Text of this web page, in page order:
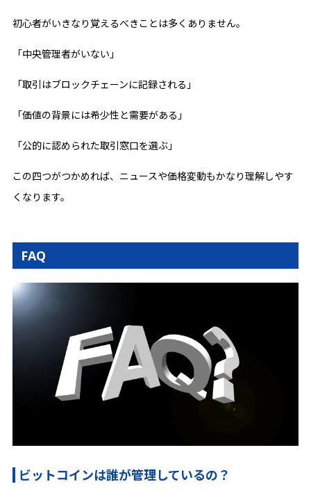
初心者がいきなり覚えるべきことは多くありません。
「中央管理者がいない」
「取引はブロックチェーンに記録される」
「価値の背景には希少性と需要がある」
「公的に認められた取引窓口を選ぶ」
この四つがつかめれば、ニュースや価格変動もかなり理解しやす
くなります。
FAQ
ビットコインは誰が管理しているの？